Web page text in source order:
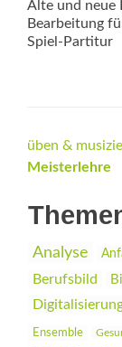
Alte und neue
Bearbeitung
Spiel-Partitur
üben &
Meisterlehre
Analyse
Berufsbild
Ensemble